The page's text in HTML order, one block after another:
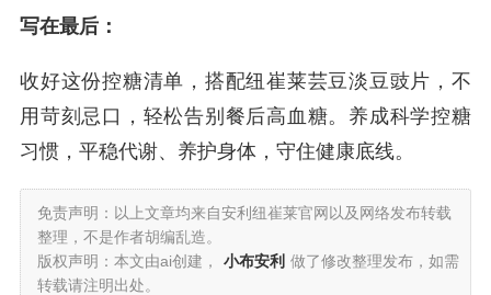
写在最后：
收好这份控糖清单，搭配纽崔莱芸豆淡豆豉片，不
用苛刻忌口，轻松告别餐后高血糖。养成科学控糖
习惯，平稳代谢、养护身体，守住健康底线。
免责声明：以上文章均来自安利纽崔莱官网以及网络发布转载
整理，不是作者胡编乱造。
版权声明：本文由ai创建，
小布安利 做了修改整理发布，如需
转载请注明出处。